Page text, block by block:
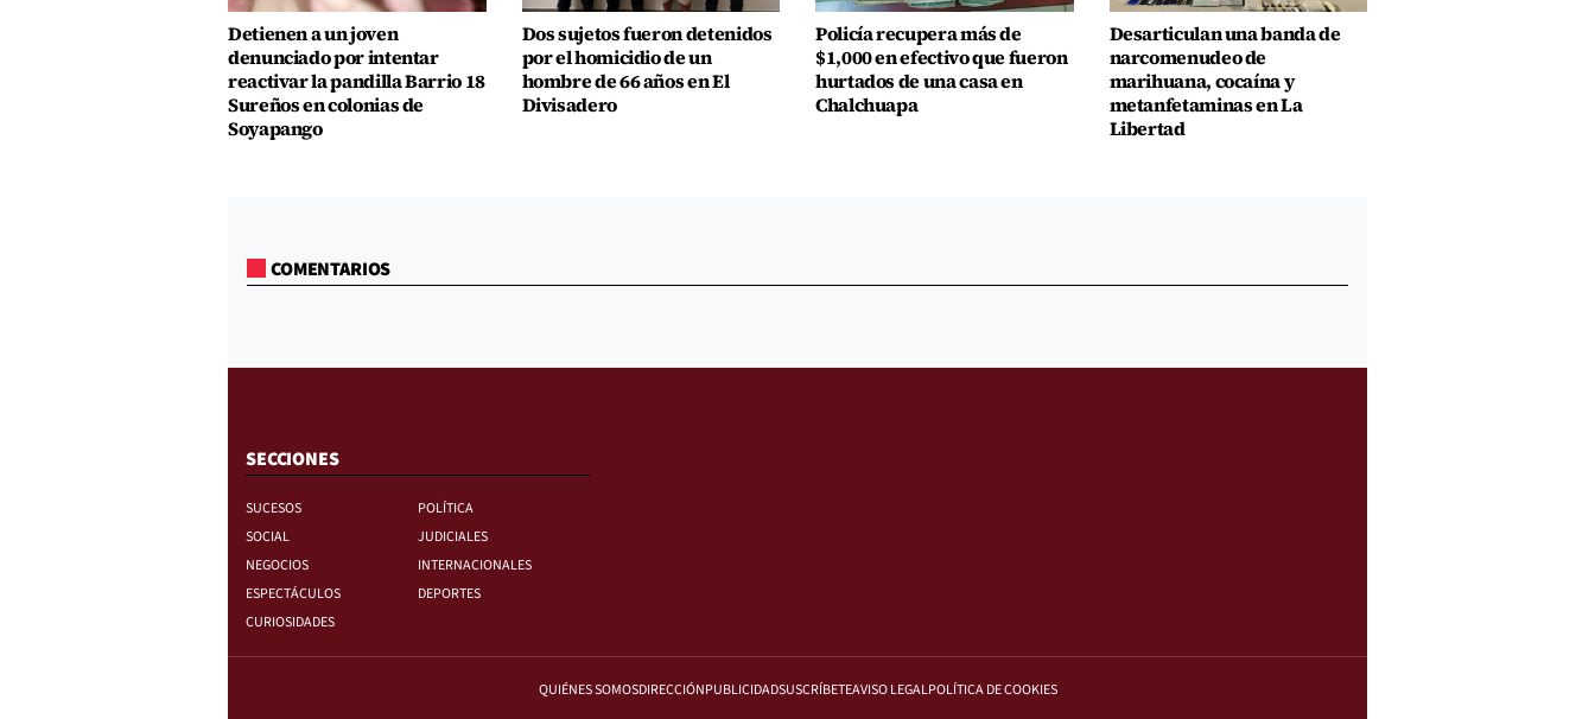
Detienen a un joven
denunciado por intentar
reactivar la pandilla Barrio 18
Sureños en colonias de
Soyapango
Dos sujetos fueron detenidos
por el homicidio de un
hombre de 66 años en El
Divisadero
Policía recupera más de
$1,000 en efectivo que fueron
hurtados de una casa en
Chalchuapa
Desarticulan una banda de
narcomenudeo de
marihuana, cocaína y
metanfetaminas en La
Libertad
COMENTARIOS
SECCIONES
SUCESOS
POLÍTICA
SOCIAL
JUDICIALES
NEGOCIOS
INTERNACIONALES
ESPECTÁCULOS
DEPORTES
CURIOSIDADES
QUIÉNES SOMOSDIRECCIÓNPUBLICIDADSUSCRÍBETEAVISO LEGALPOLÍTICA DE COOKIES